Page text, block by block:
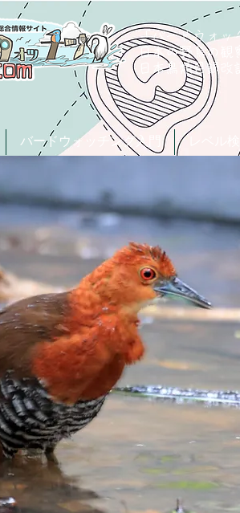
「バードウォッ
日本の野鳥の観
日本鳥類目録
バードウォッチング入門